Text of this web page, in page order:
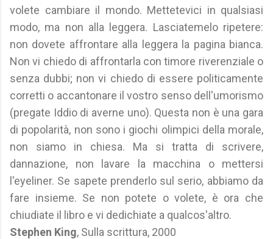
volete cambiare il mondo. Mettetevici in qualsiasi
modo, ma non alla leggera. Lasciatemelo ripetere:
non dovete affrontare alla leggera la pagina bianca.
Non vi chiedo di affrontarla con timore riverenziale o
senza dubbi; non vi chiedo di essere politicamente
corretti o accantonare il vostro senso dell'umorismo
(pregate Iddio di averne uno). Questa non è una gara
di popolarità, non sono i giochi olimpici della morale,
non siamo in chiesa. Ma si tratta di scrivere,
dannazione, non lavare la macchina o mettersi
l'eyeliner. Se sapete prenderlo sul serio, abbiamo da
fare insieme. Se non potete o volete, è ora che
chiudiate il libro e vi dedichiate a qualcos'altro.
Stephen King, Sulla scrittura, 2000